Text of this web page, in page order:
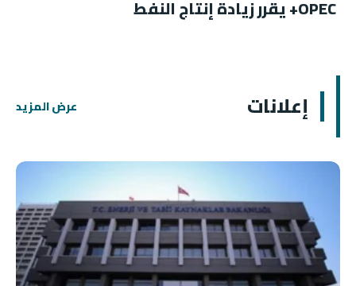
OPEC+ يقرر زيادة إنتاج النفط
إعلانات عرض المزيد